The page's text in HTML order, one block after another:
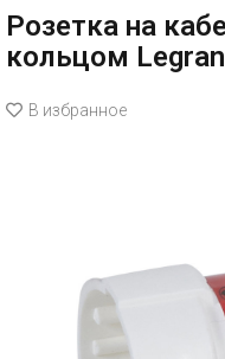
Розетка на
кольцом
В избранное